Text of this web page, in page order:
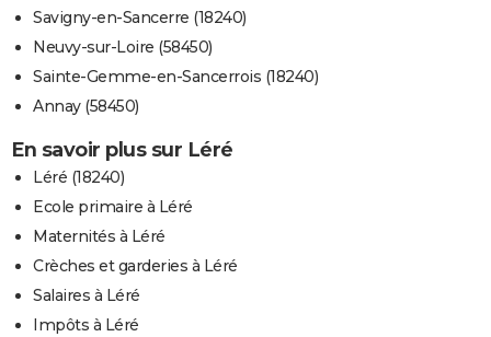
Savigny-en-Sancerre (18240)
Neuvy-sur-Loire (58450)
Sainte-Gemme-en-Sancerrois (18240)
Annay (58450)
En savoir plus sur Léré
Léré (18240)
Ecole primaire à Léré
Maternités à Léré
Crèches et garderies à Léré
Salaires à Léré
Impôts à Léré